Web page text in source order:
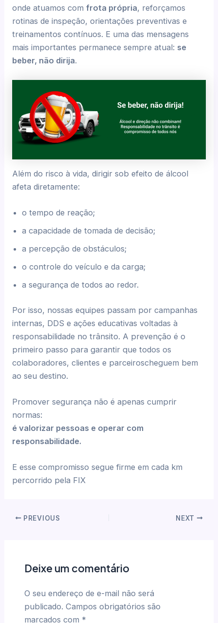
onde atuamos comfrota própria, reforçamos
rotinas de inspeção, orientações preventivas e
treinamentos contínuos. E uma das mensagens
mais importantes permanece sempre atual: se
beber, não dirija.
Além do risco à vida, dirigir sob efeito de álcool
afeta diretamente:
o tempo de reação;
a capacidade de tomada de decisão;
a percepção de obstáculos;
o controle do veículo e da carga;
a segurança de todos ao redor.
Por isso, nossas equipes passam por campanhas
internas, DDS e ações educativas voltadas à
responsabilidade no trânsito. A prevenção é o
primeiro passo para garantir que todos os
colaboradores, clientes e parceiroscheguem bem
ao seu destino.
Promover segurança não é apenas cumprir
normas:
é valorizar pessoas e operar com
responsabilidade.
E esse compromisso segue firme em cada km
percorrido pela FIX
PREVIOUS NEXT
Deixe um comentário
O seu endereço de e-mail não será
publicado. Campos obrigatórios são
marcados com *